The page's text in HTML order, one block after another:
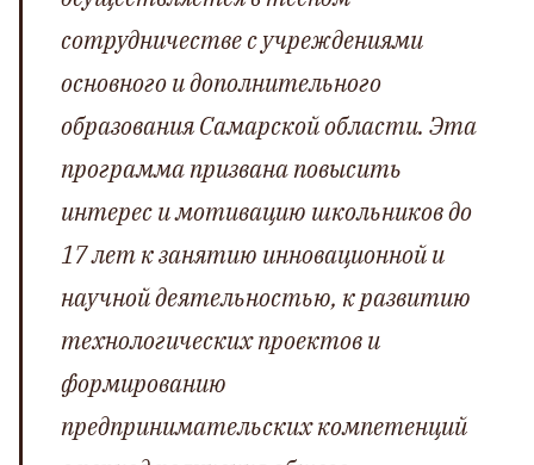
сотрудничестве с учреждениями
основного и дополнительного
образования Самарской области. Эта
программа призвана повысить
интерес и мотивацию школьников до
17 лет к занятию инновационной и
научной деятельностью, к развитию
технологических проектов и
формированию
предпринимательских компетенций